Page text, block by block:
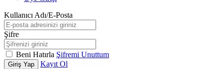
Kullanıcı Adı/E-Posta
Şifre
Beni Hatırla Şifremi Unuttum
Giriş Yap Kayıt Ol